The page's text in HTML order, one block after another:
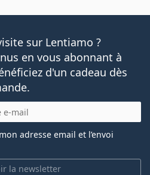
sur Lentiamo ?
en vous abonnant à
d'un cadeau dès
la newsletter
adresse email et l’envoi